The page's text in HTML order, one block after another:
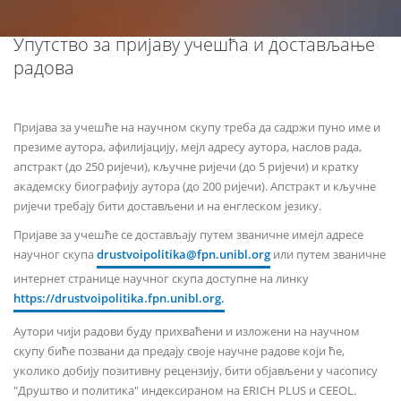
Упутство за пријаву учешћа и достављање
радова
Пријава за учешће на научном скупу треба да садржи пуно име и
презиме аутора, афилијацију, мејл адресу аутора, наслов рада,
апстракт (до 250 ријечи), кључне ријечи (до 5 ријечи) и кратку
академску биографију аутора (до 200 ријечи). Апстракт и кључне
ријечи требају бити достављени и на енглеском језику.
Пријаве за учешће се достављају путем званичне имејл адресе
научног скупаdrustvoipolitika@fpn.unibl.org или путем званичне
интернет странице научног скупа доступне на линку
https://drustvoipolitika.fpn.unibl.org.
Аутори чији радови буду прихваћени и изложени на научном
скупу биће позвани да предају своје научне радове који ће,
уколико добију позитивну рецензију, бити објављени у часопису
"Друштво и политика" индексираном на ERICH PLUS и CEEOL.